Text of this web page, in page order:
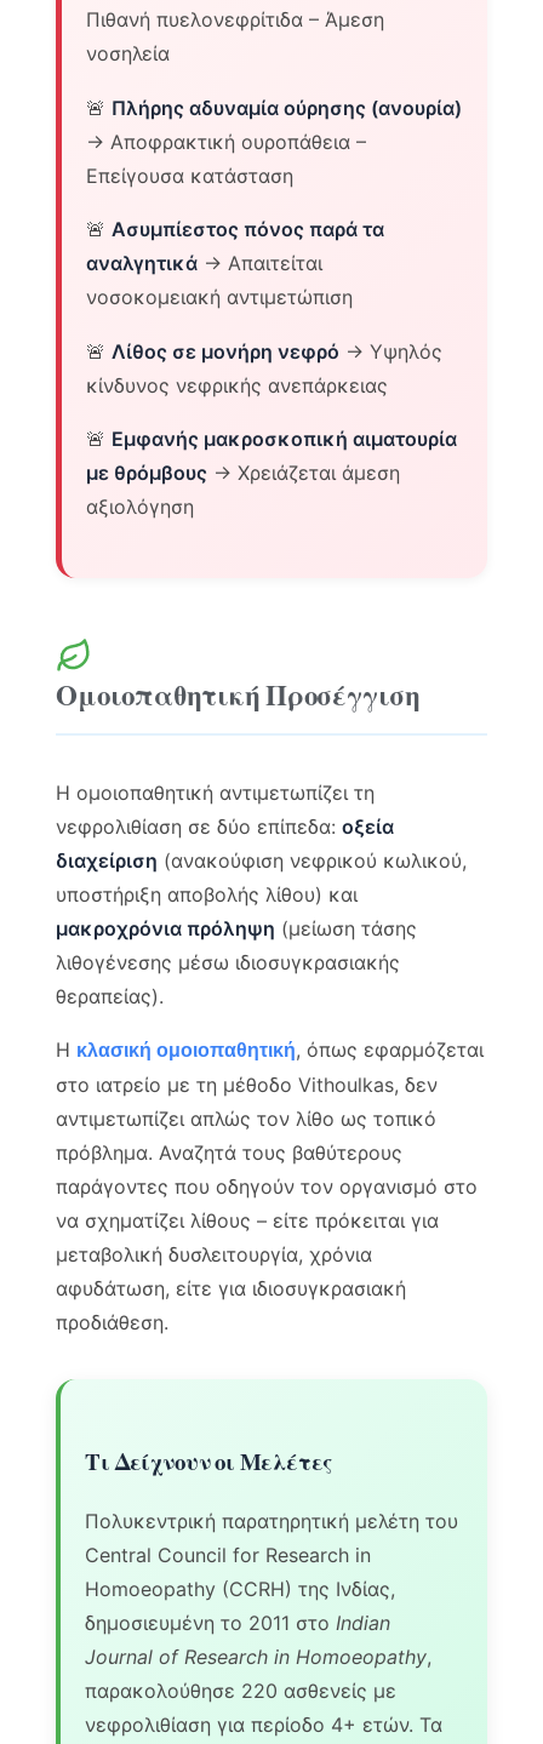
Πιθανή πυελονεφρίτιδα – Άμεση
νοσηλεία
🚨 Πλήρης αδυναμία ούρησης (ανουρία)
→ Αποφρακτική ουροπάθεια –
Επείγουσα κατάσταση
🚨Ασυμπίεστος πόνος παρά τα
αναλγητικά → Απαιτείται
νοσοκομειακή αντιμετώπιση
🚨 Λίθος σε μονήρη νεφρό → Υψηλός
κίνδυνος νεφρικής ανεπάρκειας
🚨 Εμφανής μακροσκοπική αιματουρία
με θρόμβους → Χρειάζεται άμεση
αξιολόγηση
Ομοιοπαθητική Προσέγγιση
Η ομοιοπαθητική αντιμετωπίζει τη
νεφρολιθίαση σε δύο επίπεδα:οξεία
διαχείριση (ανακούφιση νεφρικού κωλικού,
υποστήριξη αποβολής λίθου) και
μακροχρόνια πρόληψη (μείωση τάσης
λιθογένεσης μέσω ιδιοσυγκρασιακής
θεραπείας).
Η κλασική ομοιοπαθητική, όπως εφαρμόζεται
στο ιατρείο με τη μέθοδο Vithoulkas, δεν
αντιμετωπίζει απλώς τον λίθο ως τοπικό
πρόβλημα. Αναζητά τους βαθύτερους
παράγοντες που οδηγούν τον οργανισμό στο
να σχηματίζει λίθους – είτε πρόκειται για
μεταβολική δυσλειτουργία, χρόνια
αφυδάτωση, είτε για ιδιοσυγκρασιακή
προδιάθεση.
Τι Δείχνουν οι Μελέτες
Πολυκεντρική παρατηρητική μελέτη του
Central Council for Research in
Homoeopathy (CCRH) της Ινδίας,
δημοσιευμένη το 2011 στο Indian
Journal of Research in Homoeopathy,
παρακολούθησε 220 ασθενείς με
νεφρολιθίαση για περίοδο 4+ ετών. Τα